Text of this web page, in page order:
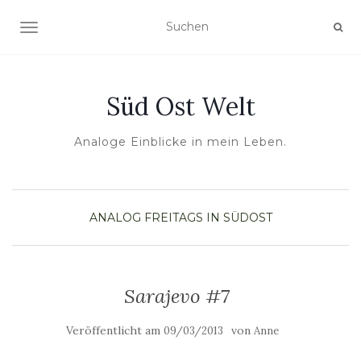
NAVIGATION UMSCHALTEN
Süd Ost Welt
Analoge Einblicke in mein Leben.
ANALOG FREITAGS IN SÜDOST
Sarajevo #7
Veröffentlicht am 09/03/2013 von Anne